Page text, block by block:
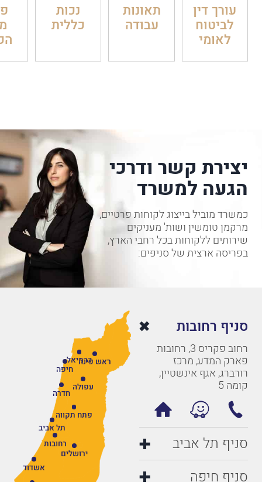
עורך דין
לביטוח
לאומי
תאונות
עבודה
נכות
כללית
יצירת קשר ודרכי
הגעה למשרד
כמשרד מוביל בייצוג לקוחות פרטיים,
מרקמן טומשין ושות' מעניקים
שירותים ללקוחות בכל רחבי הארץ,
בפריסה ארצית של סניפים:
סניף רחובות
רחוב פקריס 3, רחובות
פארק המדע, מרכז
רורברג, אגף אינשטיין,
קומה 5
סניף תל אביב
סניף חיפה
רחובות
תל אביב
חיפה
ירושלים
פתח תקווה
חדרה
אשדוד
עפולה
ראש פינהכרמיאל